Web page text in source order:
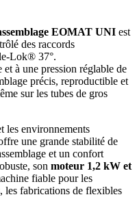
EOMAT UNI est
des raccords
37°.
à une pression réglable de
précis, reproductible et
sur les tubes de gros
les environnements
une grande stabilité de
et un confort
son moteur 1,2 kW et
fiable pour les
les fabrications de flexibles